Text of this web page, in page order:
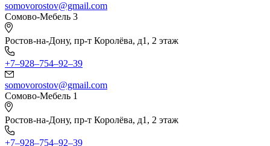
somovorostov@gmail.com
Сомово-Мебель 3
Ростов-на-Дону, пр-т Королёва, д1, 2 этаж
+7‒928‒754‒92‒39
somovorostov@gmail.com
Сомово-Мебель 1
Ростов-на-Дону, пр-т Королёва, д1, 2 этаж
+7‒928‒754‒92‒39